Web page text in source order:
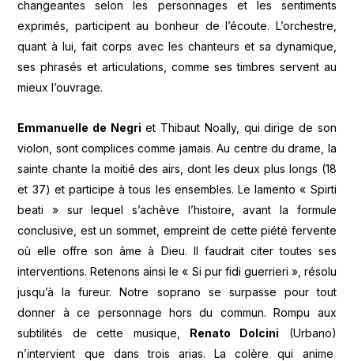
changeantes selon les personnages et les sentiments
exprimés, participent au bonheur de l’écoute. L’orchestre,
quant à lui, fait corps avec les chanteurs et sa dynamique,
ses phrasés et articulations, comme ses timbres servent au
mieux l’ouvrage.
Emmanuelle de Negri et Thibaut Noally, qui dirige de son
violon, sont complices comme jamais. Au centre du drame, la
sainte chante la moitié des airs, dont les deux plus longs (18
et 37) et participe à tous les ensembles. Le lamento « Spirti
beati » sur lequel s’achève l’histoire, avant la formule
conclusive, est un sommet, empreint de cette piété fervente
où elle offre son âme à Dieu. Il faudrait citer toutes ses
interventions. Retenons ainsi le « Si pur fidi guerrieri », résolu
jusqu’à la fureur. Notre soprano se surpasse pour tout
donner à ce personnage hors du commun. Rompu aux
subtilités de cette musique, Renato Dolcini (Urbano)
n’intervient que dans trois arias. La colère qui anime